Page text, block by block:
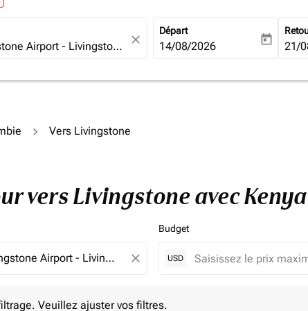
close
Départ
fc-booking-departure-date-
14/08/2026 today fc-
21/
Vers Livingstone
vers Livingstone avec
close
Budget
USD
Veuillez ajuster vos filtres.